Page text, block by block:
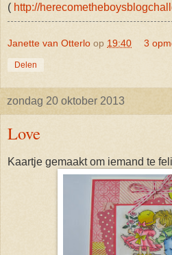
( http://
Janette van Otterlo op 19:40 3
Delen
zondag 20 oktober 2013
Love
Kaartje gemaakt om iemand te